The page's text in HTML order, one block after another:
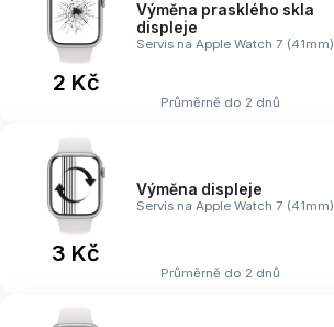
2 Kč
Výměna prasklého skla
displeje
Servis na Apple Watch 7 (41mm)
Průměrně do 2 dnů
3 Kč
Výměna displeje
Servis na Apple Watch 7 (41mm)
Průměrně do 2 dnů